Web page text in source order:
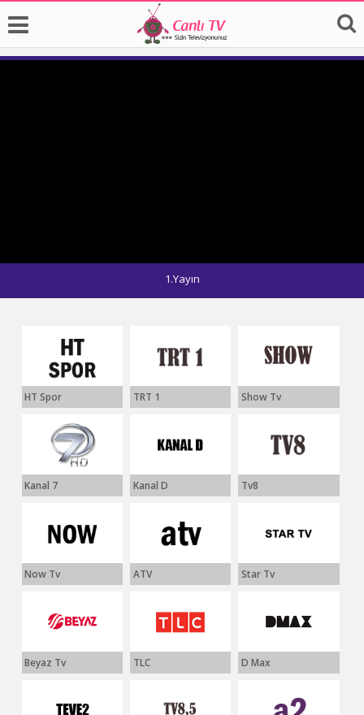
1.Yayın
HT Spor TRT 1 Show Tv
Kanal 7 Kanal D Tv8
Now Tv ATV Star Tv
Beyaz Tv TLC D Max